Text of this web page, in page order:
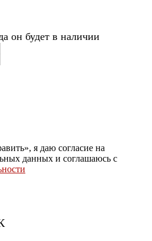
он будет в наличии
я даю согласие на
данных и соглашаюсь с